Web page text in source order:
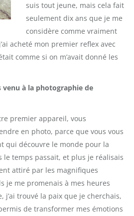
suis tout jeune, mais cela fait
seulement dix ans que je me
considère comme vraiment
acheté mon premier reflex avec
comme si on m’avait donné les
venu à la photographie de
premier appareil, vous
en photo, parce que vous vous
qui découvre le monde pour la
le temps passait, et plus je réalisais
attiré par les magnifiques
je me promenais à mes heures
j’ai trouvé la paix que je cherchais,
de transformer mes émotions